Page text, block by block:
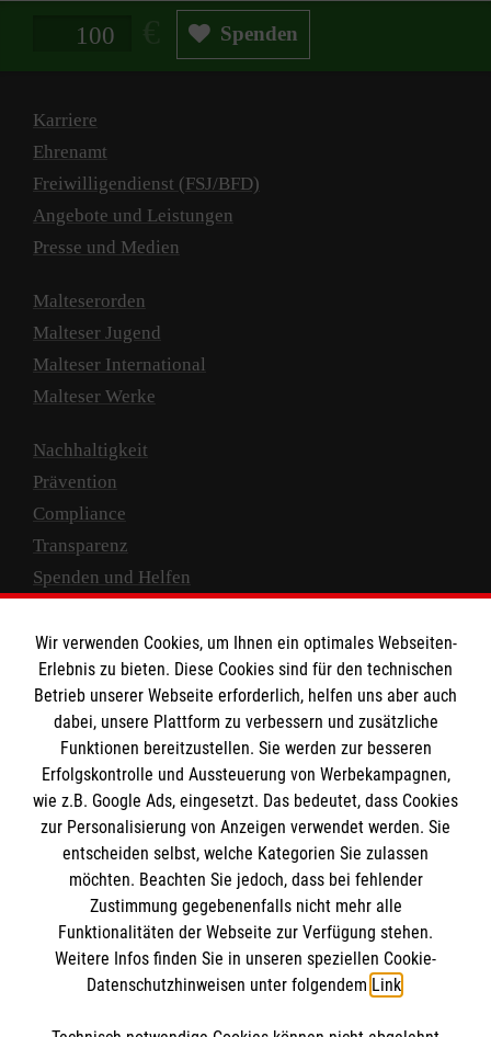
Spendenbetrag in Euro Spenden
Karriere
Ehrenamt
Freiwilligendienst (FSJ/BFD)
Angebote und Leistungen
Presse und Medien
Malteserorden
Malteser Jugend
Malteser International
Malteser Werke
Nachhaltigkeit
Prävention
Compliance
Transparenz
Spenden und Helfen
Empfänger: Malteser Hilfsdienst e.V.
IBAN: DE10 3706 0120 1201 2000 12
BIC: GENODED 1PA7
Newsletter abonnieren
Wir verwenden Cookies, um Ihnen ein optimales Webseiten-
Erlebnis zu bieten. Diese Cookies sind für den technischen
Betrieb unserer Webseite erforderlich, helfen uns aber auch
dabei, unsere Plattform zu verbessern und zusätzliche
Funktionen bereitzustellen. Sie werden zur besseren
Erfolgskontrolle und Aussteuerung von Werbekampagnen,
wie z.B. Google Ads, eingesetzt. Das bedeutet, dass Cookies
zur Personalisierung von Anzeigen verwendet werden. Sie
entscheiden selbst, welche Kategorien Sie zulassen
möchten. Beachten Sie jedoch, dass bei fehlender
Zustimmung gegebenenfalls nicht mehr alle
Funktionalitäten der Webseite zur Verfügung stehen.
Weitere Infos finden Sie in unseren speziellen Cookie-
Datenschutzhinweisen unter folgendem Link.